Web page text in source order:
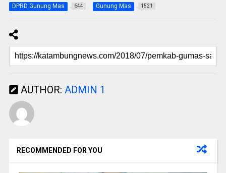
DPRD Gunung Mas 644 Gunung Mas 1521
AUTHOR: ADMIN 1
RECOMMENDED FOR YOU